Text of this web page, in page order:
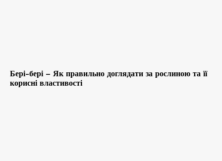
Бері-бері – Як правильно доглядати за рослиною та її
корисні властивості